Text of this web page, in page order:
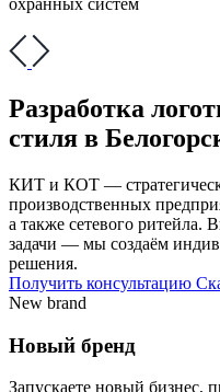
Разработка
стиля в
КИТ и КОТ —
производственных
а также сетевого ритейла.
задачи — мы создаём
решения.
Получить консультацию
New brand
Новый бренд
Запускаете новый бизнес,